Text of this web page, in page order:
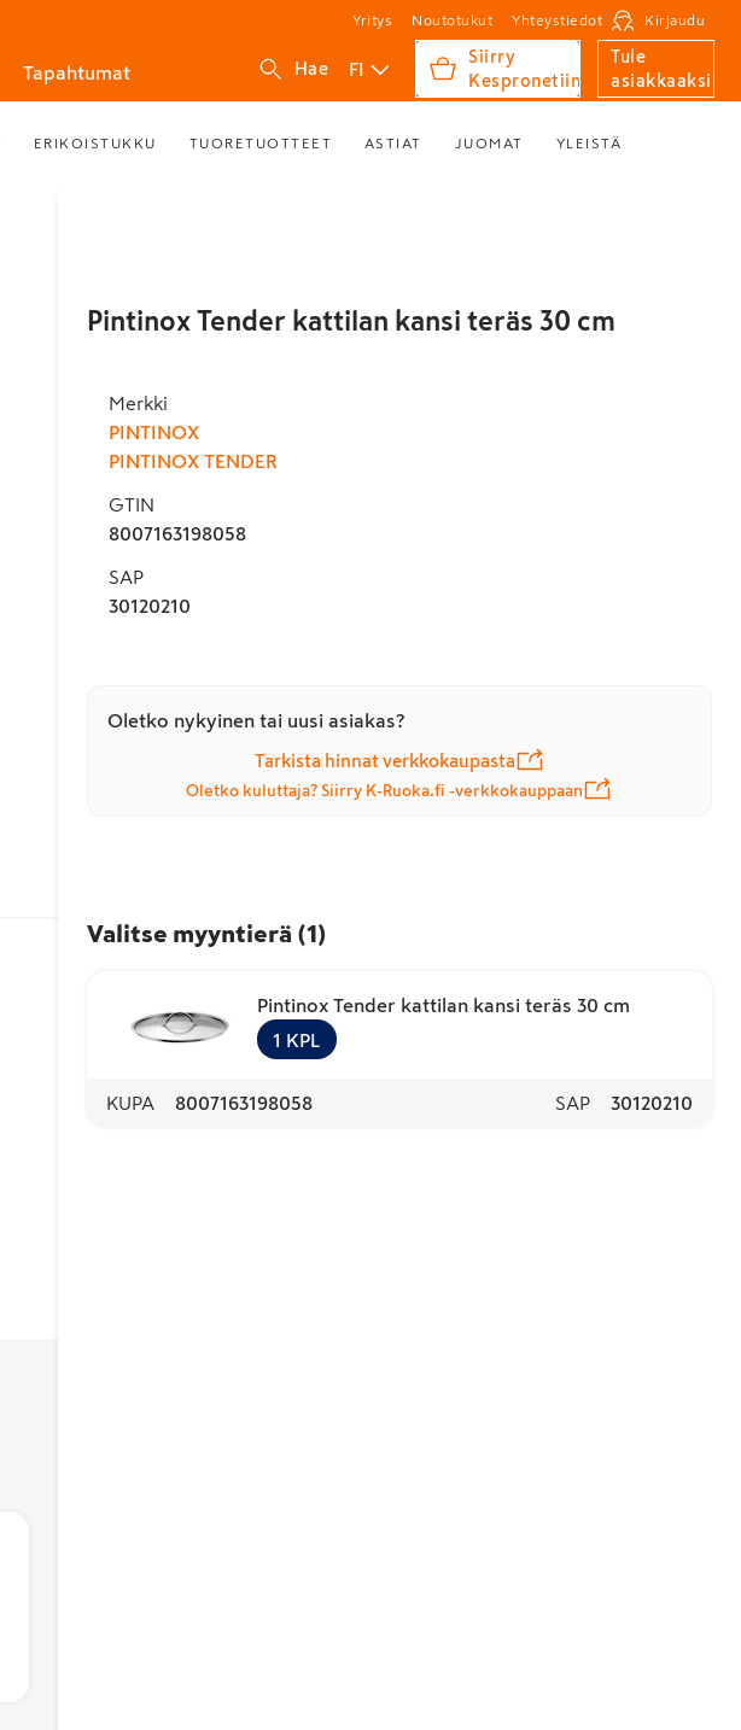
Yritys Noutotukut Yhteystiedot Kirjaudu
Tapahtumat Hae FI
Siirry
Kespronetiin
Tule
asiakkaaksi
ERIKOISTUKKU TUORETUOTTEET ASTIAT JUOMAT YLEISTÄ
Pintinox Tender kattilan kansi teräs 30 cm
Merkki
PINTINOX
PINTINOX TENDER
GTIN
8007163198058
SAP
30120210
Oletko nykyinen tai uusi asiakas?
Tarkista hinnat verkkokaupasta
Oletko kuluttaja? Siirry K-Ruoka.fi -verkkokauppaan
Valitse myyntierä (1 )
Pintinox Tender kattilan kansi teräs 30 cm
1 KPL
KUPA 8007163198058 SAP 30120210